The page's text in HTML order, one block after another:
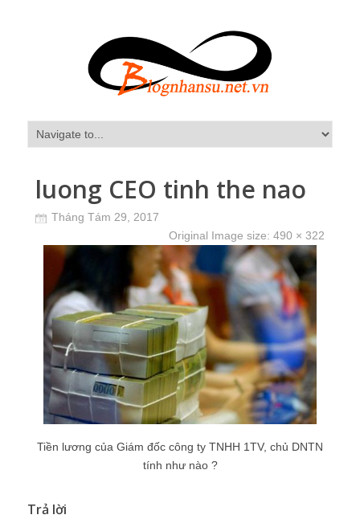
luong CEO tinh the nao
Tháng Tám 29, 2017
Original Image size: 490 × 322
Tiền lương của Giám đốc công ty TNHH 1TV, chủ DNTN
tính như nào ?
Trả lời